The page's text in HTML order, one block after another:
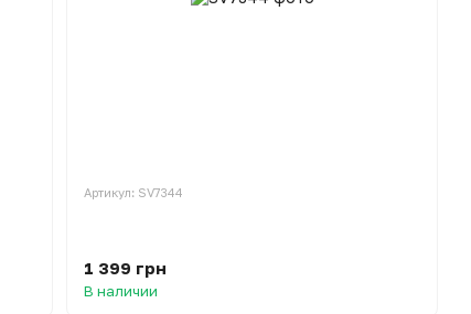
Артикул: SV7344
1 399 грн
В наличии